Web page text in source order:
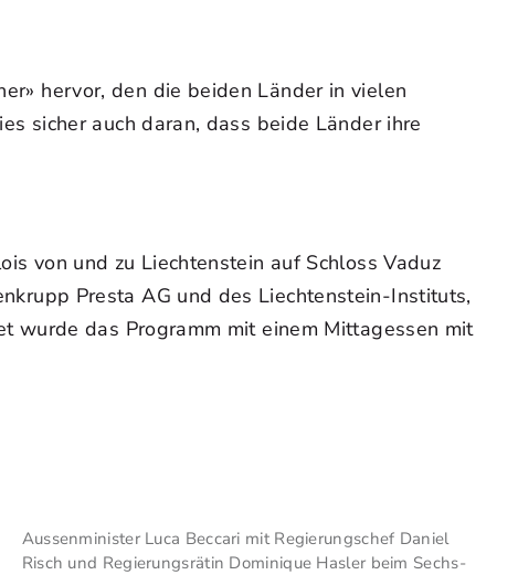
hervor, den die beiden Länder in vielen
sicher auch daran, dass beide Länder ihre
von und zu Liechtenstein auf Schloss Vaduz
Presta AG und des Liechtenstein-Instituts,
wurde das Programm mit einem Mittagessen mit
Aussenminister Luca Beccari mit Regierungschef Daniel
Risch und Regierungsrätin Dominique Hasler beim Sechs-